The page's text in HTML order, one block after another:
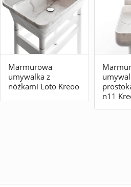
Marmurowa
umywalka z
nóżkami Loto Kreoo
n11